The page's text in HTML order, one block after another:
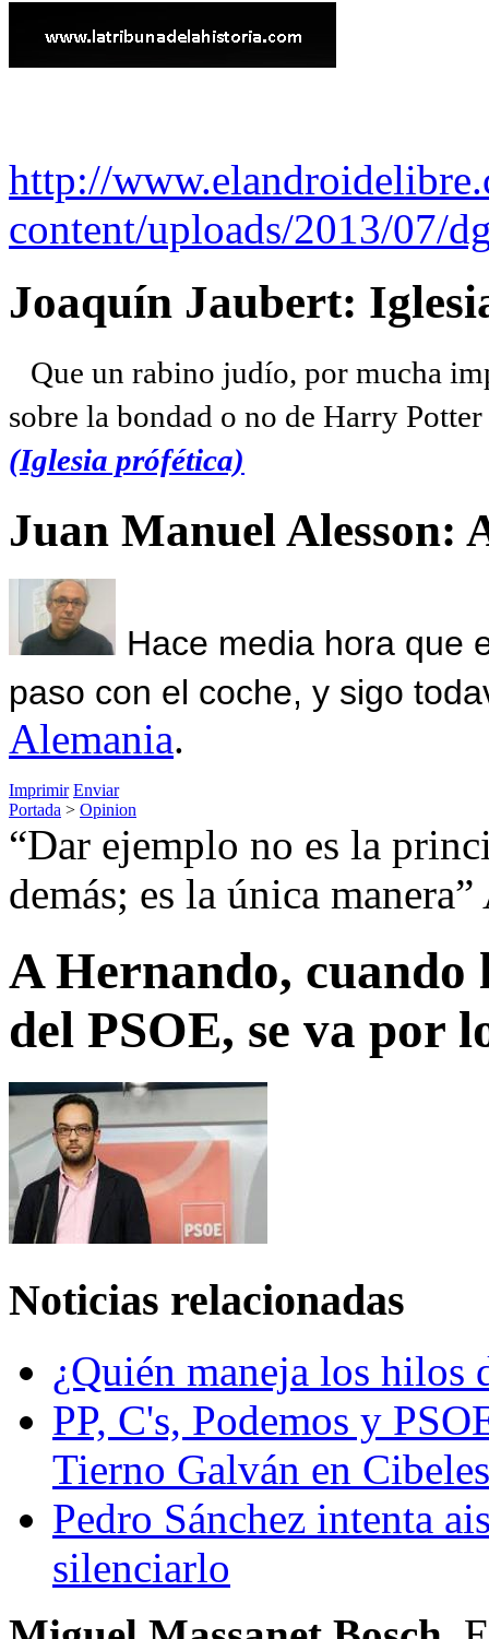
http://
content/uploads/2013/07/
Joaquín Jaubert:
Que un rabino judío, por mucha
sobre la bondad o no de Harry
(Iglesia prófética)
Juan Manuel Alesson:
Hace media hora que
paso con el coche, y sigo
Alemania.
Imprimir Enviar
Portada > Opinion
“Dar ejemplo no es la
demás; es la única
A Hernando,
del PSOE, se va por
Noticias relacionadas
¿Quién maneja los hilos
PP, C's, Podemos y
Tierno Galván en Cibeles
Pedro Sánchez intenta
silenciarlo